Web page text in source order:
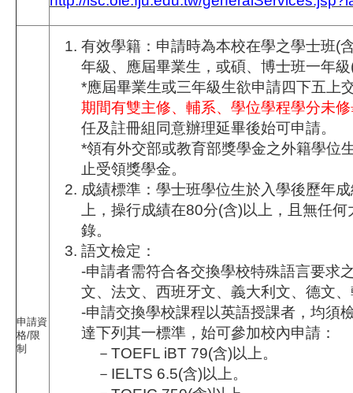
申請資
格/限
制
有效學籍：申請時為本校在學之學士班(
年級、應屆畢業生，或碩、博士班一年
*應屆畢業生或三年級生欲申請四下五上
期間有雙主修、輔系、學位學程學分未
任及註冊組同意辦理延畢後始可申請。
*領有外交部或教育部獎學金之外籍學位
止受領獎學金。
成績標準：學士班學位生於入學後歷年
上，操行成績在80分(含)以上，且無任
錄。
語文檢定：
-申請者需符合各交換學校特殊語言要求
文、法文、西班牙文、義大利文、德文
-申請交換學校課程以英語授課者，均須
達下列其一標準，始可參加校內申請：
－TOEFL iBT 79(含)以上。
－IELTS 6.5(含)以上。